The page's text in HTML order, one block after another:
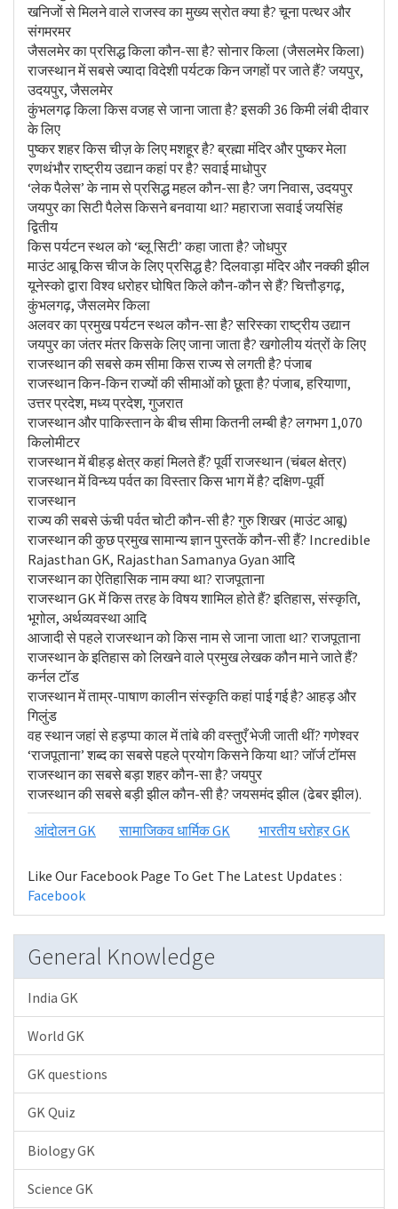
खनिजों से मिलने वाले राजस्व का मुख्य स्रोत क्या है? चूना पत्थर और
संगमरमर
जैसलमेर का प्रसिद्ध किला कौन-सा है? सोनार किला (जैसलमेर किला)
राजस्थान में सबसे ज्यादा विदेशी पर्यटक किन जगहों पर जाते हैं? जयपुर,
उदयपुर, जैसलमेर
कुंभलगढ़ किला किस वजह से जाना जाता है? इसकी 36 किमी लंबी दीवार
के लिए
पुष्कर शहर किस चीज़ के लिए मशहूर है? ब्रह्मा मंदिर और पुष्कर मेला
रणथंभौर राष्ट्रीय उद्यान कहां पर है? सवाई माधोपुर
‘लेक पैलेस’ के नाम से प्रसिद्ध महल कौन-सा है? जग निवास, उदयपुर
जयपुर का सिटी पैलेस किसने बनवाया था? महाराजा सवाई जयसिंह
द्वितीय
किस पर्यटन स्थल को ‘ब्लू सिटी’ कहा जाता है? जोधपुर
माउंट आबू किस चीज के लिए प्रसिद्ध है? दिलवाड़ा मंदिर और नक्की झील
यूनेस्को द्वारा विश्व धरोहर घोषित किले कौन-कौन से हैं? चित्तौड़गढ़,
कुंभलगढ़, जैसलमेर किला
अलवर का प्रमुख पर्यटन स्थल कौन-सा है? सरिस्का राष्ट्रीय उद्यान
जयपुर का जंतर मंतर किसके लिए जाना जाता है? खगोलीय यंत्रों के लिए
राजस्थान की सबसे कम सीमा किस राज्य से लगती है? पंजाब
राजस्थान किन-किन राज्यों की सीमाओं को छूता है? पंजाब, हरियाणा,
उत्तर प्रदेश, मध्य प्रदेश, गुजरात
राजस्थान और पाकिस्तान के बीच सीमा कितनी लम्बी है? लगभग 1,070
किलोमीटर
राजस्थान में बीहड़ क्षेत्र कहां मिलते हैं? पूर्वी राजस्थान (चंबल क्षेत्र)
राजस्थान में विन्ध्य पर्वत का विस्तार किस भाग में है? दक्षिण-पूर्वी
राजस्थान
राज्य की सबसे ऊंची पर्वत चोटी कौन-सी है? गुरु शिखर (माउंट आबू)
राजस्थान की कुछ प्रमुख सामान्य ज्ञान पुस्तकें कौन-सी हैं? Incredible
Rajasthan GK, Rajasthan Samanya Gyan आदि
राजस्थान का ऐतिहासिक नाम क्या था? राजपूताना
राजस्थान GK में किस तरह के विषय शामिल होते हैं? इतिहास, संस्कृति,
भूगोल, अर्थव्यवस्था आदि
आजादी से पहले राजस्थान को किस नाम से जाना जाता था? राजपूताना
राजस्थान के इतिहास को लिखने वाले प्रमुख लेखक कौन माने जाते हैं?
कर्नल टॉड
राजस्थान में ताम्र-पाषाण कालीन संस्कृति कहां पाई गई है? आहड़ और
गिलुंड
वह स्थान जहां से हड़प्पा काल में तांबे की वस्तुएँ भेजी जाती थीं? गणेश्वर
‘राजपूताना’ शब्द का सबसे पहले प्रयोग किसने किया था? जॉर्ज टॉमस
राजस्थान का सबसे बड़ा शहर कौन-सा है? जयपुर
राजस्थान की सबसे बड़ी झील कौन-सी है? जयसमंद झील (ढेबर झील).
आंदोलन GK सामाजिकव धार्मिक GK भारतीय धरोहर GK
Like Our Facebook Page To Get The Latest Updates :
Facebook
General Knowledge
India GK
World GK
GK questions
GK Quiz
Biology GK
Science GK